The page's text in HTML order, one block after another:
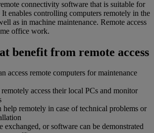
connectivity software that is suitable for
enables controlling computers remotely in the
as in machine maintenance. Remote access
office work.
benefit from remote access
access remote computers for maintenance
access their local PCs and monitor
help remotely in case of technical problems or
exchanged, or software can be demonstrated